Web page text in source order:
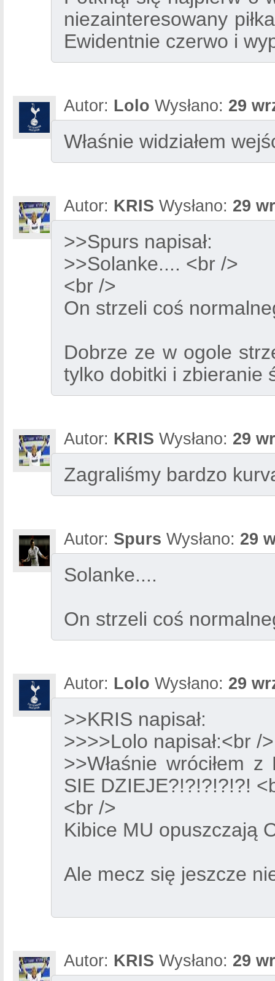
niezainteresowany
Ewidentnie czerwo i
Autor: Lolo Wysłano: 29
Właśnie widziałem
Autor: KRIS Wysłano: 29
>>Spurs napisał:
>>Solanke.... <br />
<br />
On strzeli coś
Dobrze ze w ogole
tylko dobitki i zbieranie
Autor: KRIS Wysłano: 29
Zagraliśmy bardzo
Autor: Spurs Wysłano: 29
Solanke....
On strzeli coś
Autor: Lolo Wysłano: 29
>>KRIS napisał:
>>>>Lolo napisał:<br />
>>Właśnie wróciłem
SIE DZIEJE?!?!?!?!?!
<br />
Kibice MU opuszczają
Ale mecz się jeszcze
Autor: KRIS Wysłano: 29